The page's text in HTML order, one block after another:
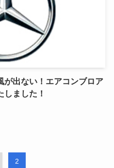
が出ない！エアコンブロア
ました！
2